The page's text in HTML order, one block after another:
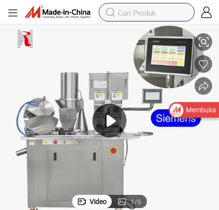
Mesin Pengisian Kapsul Keras Kosong dari Gelatin Sayuran Jernih
Video 1/6
Membuka